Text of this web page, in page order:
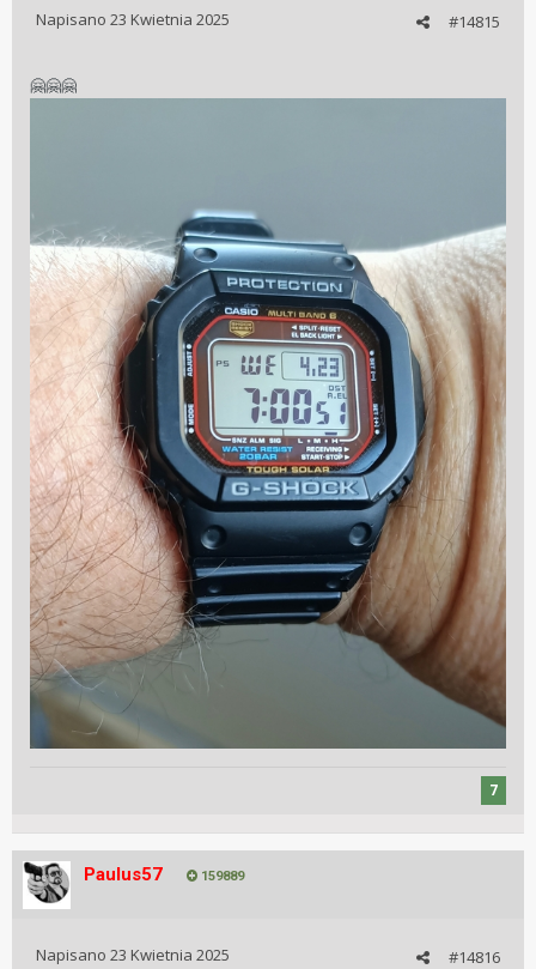
#14815
Napisano 23 Kwietnia 2025
🤗🤗🤗
7
Paulus57 159889
#14816
Napisano 23 Kwietnia 2025